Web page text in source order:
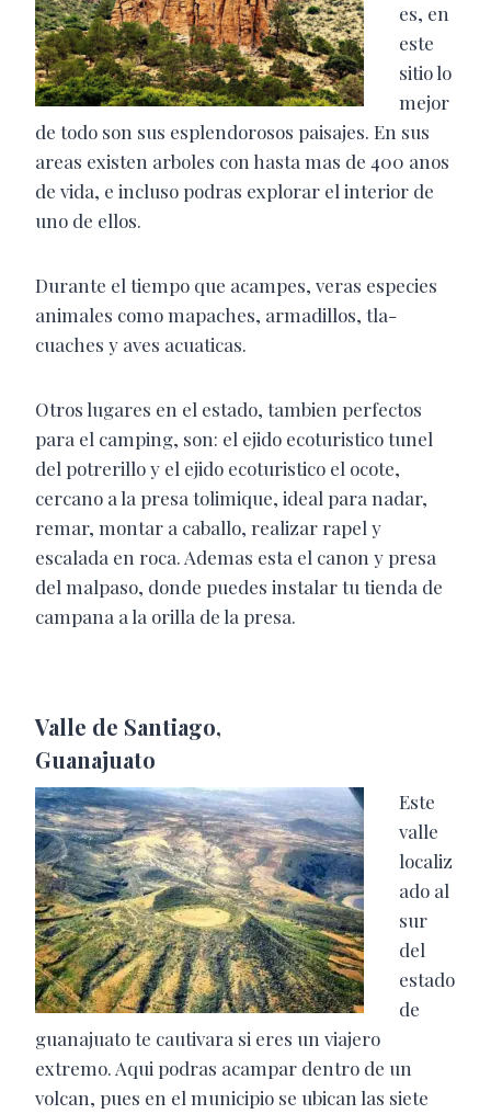
es, en
este
sitio lo
mejor
de todo son sus esplendorosos paisajes. En sus
areas existen arboles con hasta mas de 400 anos
de vida, e incluso podras explorar el interior de
uno de ellos.
Durante el tiempo que acampes, veras especies
animales como mapaches, armadillos, tla-
cuaches y aves acuaticas.
Otros lugares en el estado, tambien perfectos
para el camping, son: el ejido ecoturistico tunel
del potrerillo y el ejido ecoturistico el ocote,
cercano a la presa tolimique, ideal para nadar,
remar, montar a caballo, realizar rapel y
escalada en roca. Ademas esta el canon y presa
del malpaso, donde puedes instalar tu tienda de
campana a la orilla de la presa.
Valle de Santiago,
Guanajuato
Este
valle
localiz
ado al
sur
del
estado
de
guanajuato te cautivara si eres un viajero
extremo. Aqui podras acampar dentro de un
volcan, pues en el municipio se ubican las siete